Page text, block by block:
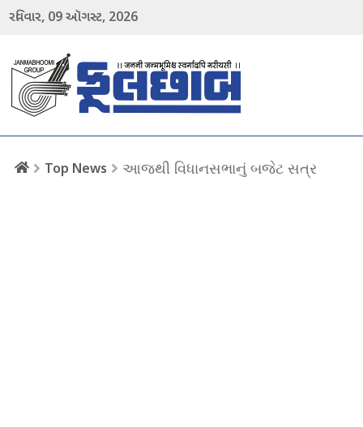
રવિવાર, 09ઑગસ્ટ, 2026
Top News આજથી વિધાનસભાનું બજેટ સત્ર